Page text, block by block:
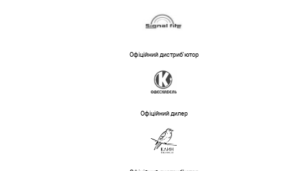
Офіційний дистриб'ютор
Офіційний дилер